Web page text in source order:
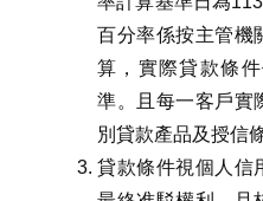
百分率係按主管機
算，實際貸款條
準。且每一客戶實
別貸款產品及授信
貸款條件視個人信